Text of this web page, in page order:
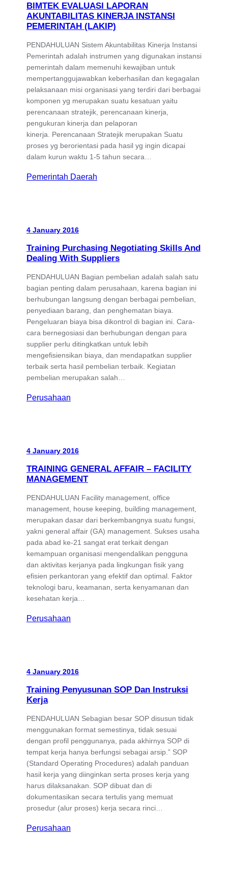
BIMTEK EVALUASI LAPORAN
AKUNTABILITAS KINERJA INSTANSI
PEMERINTAH (LAKIP)
PENDAHULUAN Sistem Akuntabilitas Kinerja Instansi
Pemerintah adalah instrumen yang digunakan instansi
pemerintah dalam memenuhi kewajiban untuk
mempertanggujawabkan keberhasilan dan kegagalan
pelaksanaan misi organisasi yang terdiri dari berbagai
komponen yg merupakan suatu kesatuan yaitu
perencanaan stratejik, perencanaan kinerja,
pengukuran kinerja dan pelaporan
kinerja. Perencanaan Stratejik merupakan Suatu
proses yg berorientasi pada hasil yg ingin dicapai
dalam kurun waktu 1-5 tahun secara…
Pemerintah Daerah
4 January 2016
Training Purchasing Negotiating Skills And
Dealing With Suppliers
PENDAHULUAN Bagian pembelian adalah salah satu
bagian penting dalam perusahaan, karena bagian ini
berhubungan langsung dengan berbagai pembelian,
penyediaan barang, dan penghematan biaya.
Pengeluaran biaya bisa dikontrol di bagian ini. Cara-
cara bernegosiasi dan berhubungan dengan para
supplier perlu ditingkatkan untuk lebih
mengefisiensikan biaya, dan mendapatkan supplier
terbaik serta hasil pembelian terbaik. Kegiatan
pembelian merupakan salah…
Perusahaan
4 January 2016
TRAINING GENERAL AFFAIR – FACILITY
MANAGEMENT
PENDAHULUAN Facility management, office
management, house keeping, building management,
merupakan dasar dari berkembangnya suatu fungsi,
yakni general affair (GA) management. Sukses usaha
pada abad ke-21 sangat erat terkait dengan
kemampuan organisasi mengendalikan pengguna
dan aktivitas kerjanya pada lingkungan fisik yang
efisien perkantoran yang efektif dan optimal. Faktor
teknologi baru, keamanan, serta kenyamanan dan
kesehatan kerja…
Perusahaan
4 January 2016
Training Penyusunan SOP Dan Instruksi
Kerja
PENDAHULUAN Sebagian besar SOP disusun tidak
menggunakan format semestinya, tidak sesuai
dengan profil penggunanya, pada akhirnya SOP di
tempat kerja hanya berfungsi sebagai arsip.” SOP
(Standard Operating Procedures) adalah panduan
hasil kerja yang diinginkan serta proses kerja yang
harus dilaksanakan. SOP dibuat dan di
dokumentasikan secara tertulis yang memuat
prosedur (alur proses) kerja secara rinci…
Perusahaan